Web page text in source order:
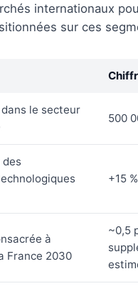
internationaux
sur ces
le secteur
500
+15 %
à
France 2030
~0,5